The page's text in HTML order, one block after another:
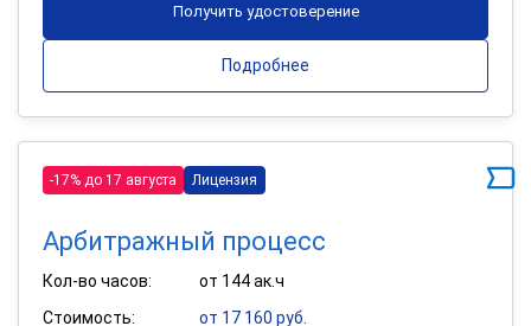
Получить удостоверение
Подробнее
-17% до 17 августа Лицензия
Арбитражный процесс
Кол-во часов:
от 144 ак.ч
Стоимость:
от 17 160 руб.